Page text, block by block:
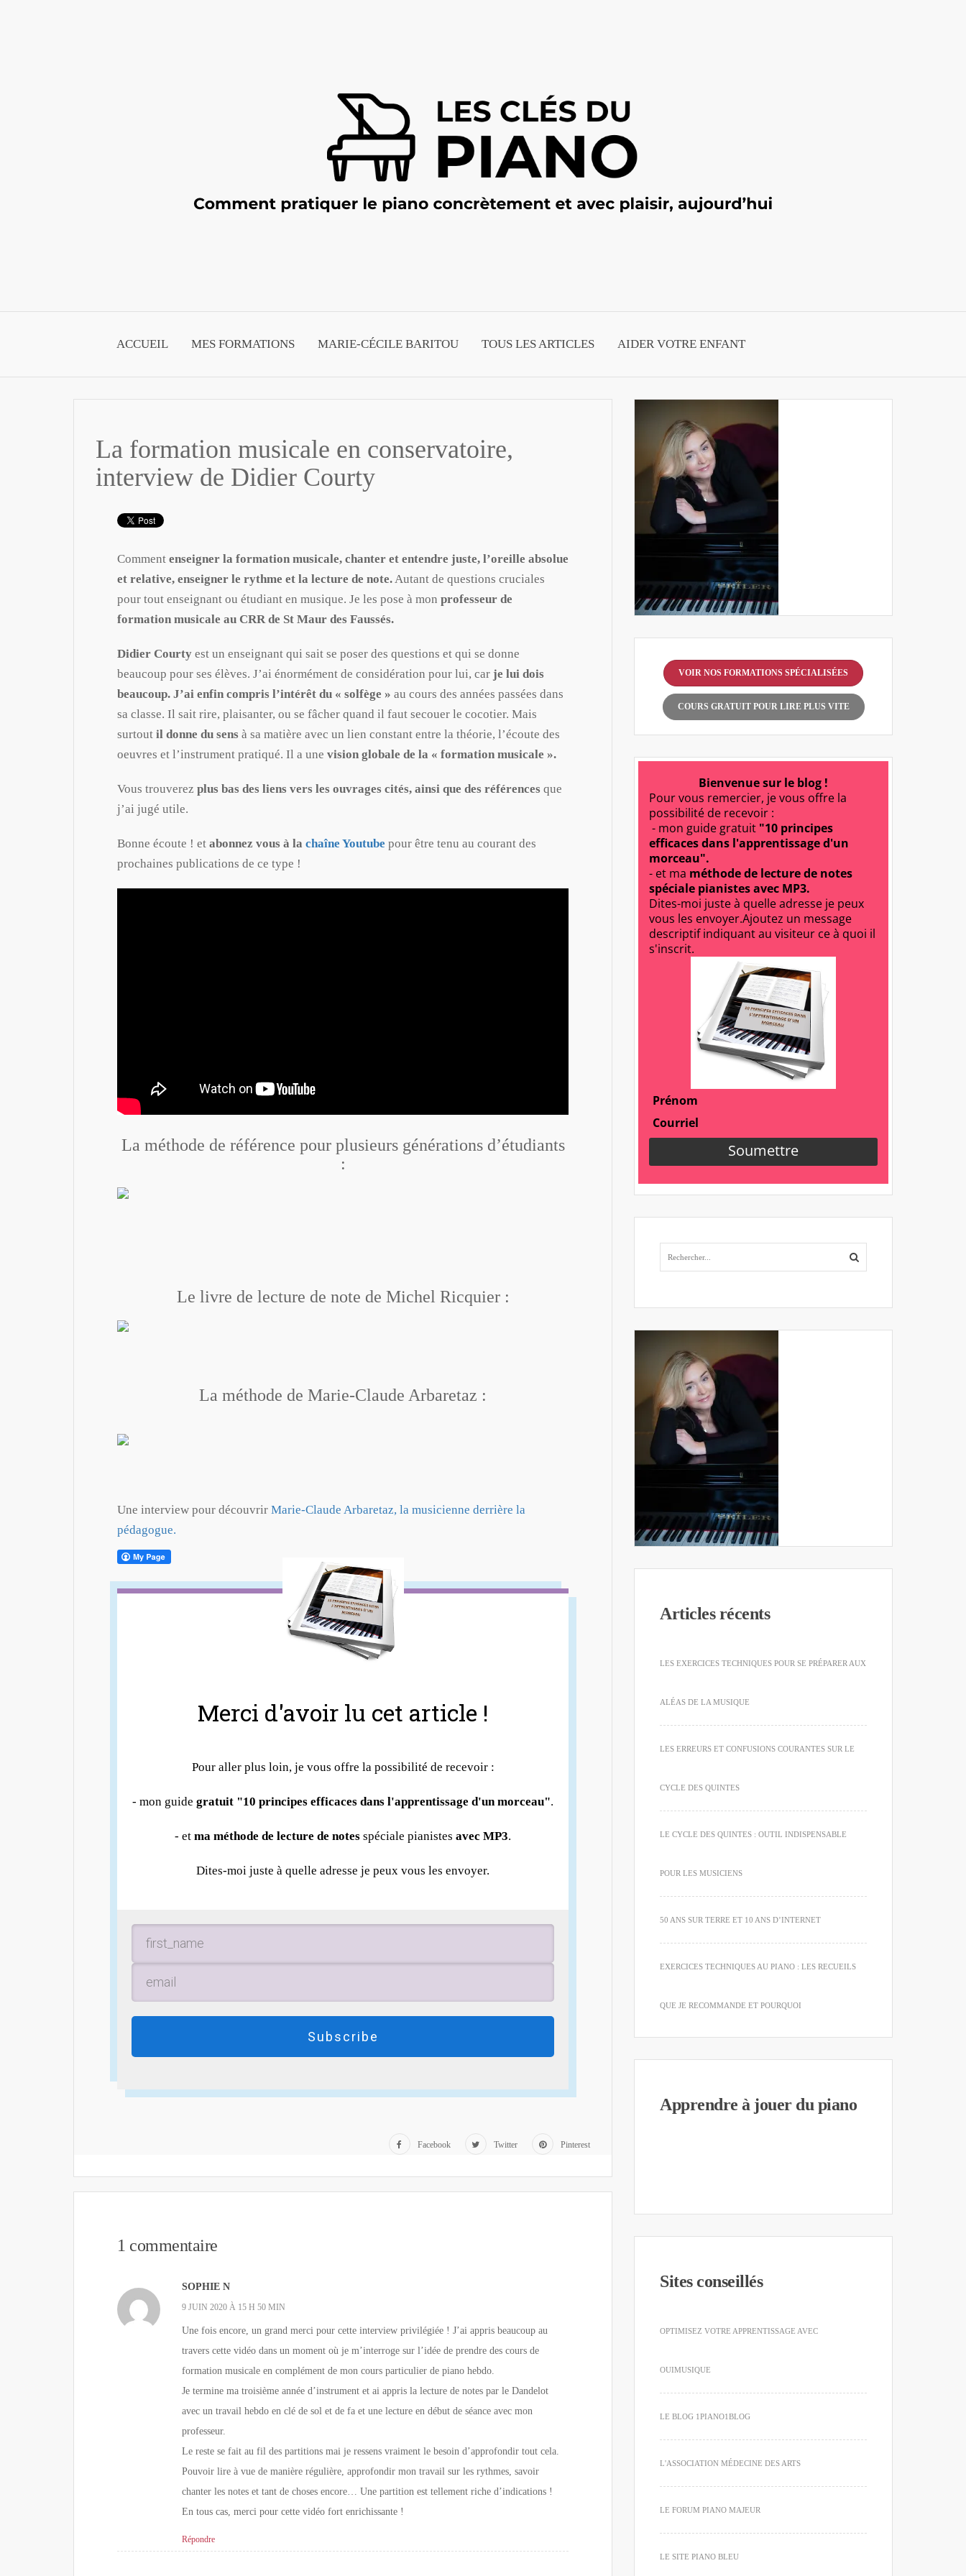
ACCUEIL MES FORMATIONS MARIE-CÉCILE BARITOU TOUS LES ARTICLES AIDER VOTRE ENFANT
La formation musicale en conservatoire,
interview de Didier Courty
Comment enseigner la formation musicale, chanter et entendre juste, l’oreille absolue
et relative, enseigner le rythme et la lecture de note.Autant de questions cruciales
pour tout enseignant ou étudiant en musique. Je les pose à mon professeur de
formation musicale au CRR de St Maur des Faussés.
Didier Courty est un enseignant qui sait se poser des questions et qui se donne
beaucoup pour ses élèves. J’ai énormément de considération pour lui, car je lui dois
beaucoup. J’ai enfin compris l’intérêt du « solfège » au cours des années passées dans
sa classe. Il sait rire, plaisanter, ou se fâcher quand il faut secouer le cocotier. Mais
surtout il donne du sens à sa matière avec un lien constant entre la théorie, l’écoute des
oeuvres et l’instrument pratiqué. Il a une vision globale de la « formation musicale ».
Vous trouverez plus bas des liens vers les ouvrages cités, ainsi que des références que
j’ai jugé utile.
Bonne écoute ! et abonnez vous à la chaîne Youtube pour être tenu au courant des
prochaines publications de ce type !
La méthode de référence pour plusieurs générations d’étudiants
:
Le livre de lecture de note de Michel Ricquier :
La méthode de Marie-Claude Arbaretaz :
Une interview pour découvrir Marie-Claude Arbaretaz, la musicienne derrière la
pédagogue.
Merci d'avoir lu cet article !
Pour aller plus loin, je vous offre la possibilité de recevoir :
- mon guide gratuit "10 principes efficaces dans l'apprentissage d'un morceau".
- et ma méthode de lecture de notes spéciale pianistes avec MP3.
Dites-moi juste à quelle adresse je peux vous les envoyer.
Subscribe
Facebook Twitter Pinterest
1 commentaire
SOPHIE N
9 JUIN 2020 À 15 H 50 MIN
Une fois encore, un grand merci pour cette interview privilégiée ! J’ai appris beaucoup au
travers cette vidéo dans un moment où je m’interroge sur l’idée de prendre des cours de
formation musicale en complément de mon cours particulier de piano hebdo.
Je termine ma troisième année d’instrument et ai appris la lecture de notes par le Dandelot
avec un travail hebdo en clé de sol et de fa et une lecture en début de séance avec mon
professeur.
Le reste se fait au fil des partitions mai je ressens vraiment le besoin d’approfondir tout cela.
Pouvoir lire à vue de manière régulière, approfondir mon travail sur les rythmes, savoir
chanter les notes et tant de choses encore… Une partition est tellement riche d’indications !
En tous cas, merci pour cette vidéo fort enrichissante !
Répondre
VOIR NOS FORMATIONS SPÉCIALISÉES
COURS GRATUIT POUR LIRE PLUS VITE
Articles récents
LES EXERCICES TECHNIQUES POUR SE PRÉPARER AUX
ALÉAS DE LA MUSIQUE
LES ERREURS ET CONFUSIONS COURANTES SUR LE
CYCLE DES QUINTES
LE CYCLE DES QUINTES : OUTIL INDISPENSABLE
POUR LES MUSICIENS
50 ANS SUR TERRE ET 10 ANS D’INTERNET
EXERCICES TECHNIQUES AU PIANO : LES RECUEILS
QUE JE RECOMMANDE ET POURQUOI
Apprendre à jouer du piano
Sites conseillés
OPTIMISEZ VOTRE APPRENTISSAGE AVEC
OUIMUSIQUE
LE BLOG 1PIANO1BLOG
L'ASSOCIATION MÉDECINE DES ARTS
LE FORUM PIANO MAJEUR
LE SITE PIANO BLEU